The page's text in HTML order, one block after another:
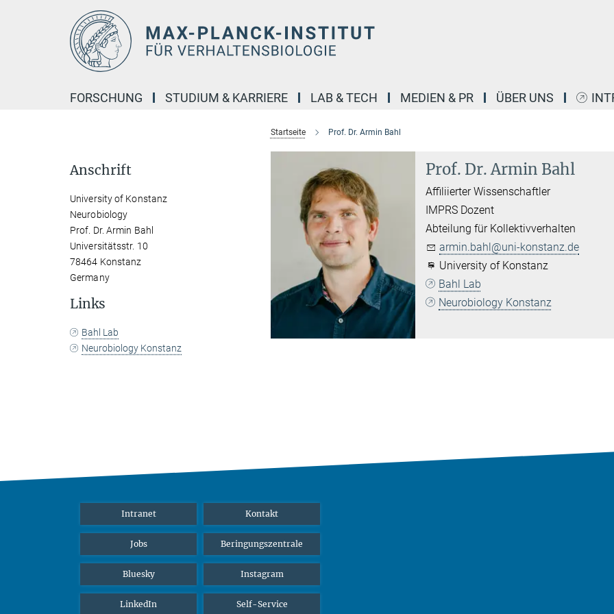
FORSCHUNG STUDIUM & KARRIERE LAB & TECH MEDIEN & PR ÜBER UNS
Startseite Prof. Dr. Armin Bahl
Prof. Dr. Armin Bahl
Affiliierter Wissenschaftler
IMPRS Dozent
Abteilung für Kollektivverhalten
armin.bahl@uni-konstanz.de
University of Konstanz
Bahl Lab
Neurobiology Konstanz
Anschrift
University of Konstanz
Neurobiology
Prof. Dr. Armin Bahl
Universitätsstr. 10
78464 Konstanz
Germany
Links
Bahl Lab
Neurobiology Konstanz
Intranet Kontakt
Jobs Beringungszentrale
Bluesky Instagram
LinkedIn Self-Service